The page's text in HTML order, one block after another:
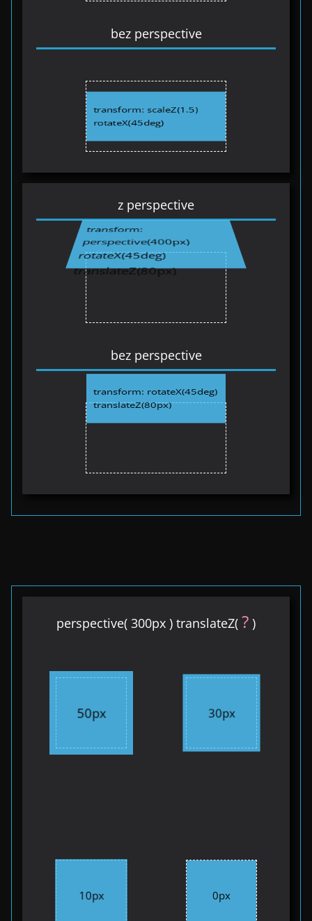
bez perspective
transform: scaleZ(1.5)
rotateX(45deg)
z perspective
transform:
perspective(400px)
rotateX(45deg)
translateZ(80px)
bez perspective
transform: rotateX(45deg)
translateZ(80px)
perspective( 300px ) translateZ( ? )
50px 30px
10px 0px